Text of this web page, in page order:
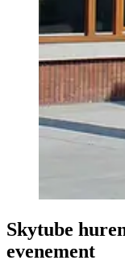
Skytube
evenement